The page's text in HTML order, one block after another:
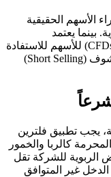
الأسهم الحقيقية
بينما يعتمد
المضاربون اليوميون على عقود الفروقات (CFDs) للأسهم للاستفادة
من الروافع المالية وإمكانية البيع على المكشوف (Short Selling)
يجب تطبيق فلترين
كالربا والخمور
الربوية للشركة تقل
الدخل غير المتوافق